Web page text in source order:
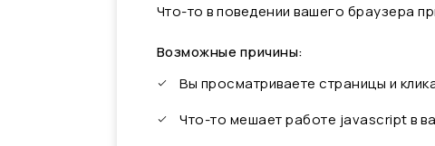
Что-то в поведении вашего браузера
Возможные причины:
Вы просматриваете страницы и
Что-то мешает работе javascript в